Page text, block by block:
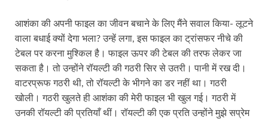
आशंका की अपनी फाइल का जीवन बचाने के लिए मैंने सवाल किया- लूटने
वाला बधाई क्यों देगा भला? उन्हें लगा, इस फाइल का ट्रांसफर नीचे की
टेबल पर करना मुश्किल है। फाइल ऊपर की टेबल की तरफ लेकर जा
सकता है। तो उन्होंने रॉयल्टी की गठरी सिर से उतरी। पानी में रख दी।
वाटरप्रूफ गठरी थी, तो रॉयल्टी के भीगने का डर नहीं था। गठरी
खोली। गठरी खुलते ही आशंका की मेरी फाइल भी खुल गई। गठरी में
उनकी रॉयल्टी की प्रतियाँ थीं। रॉयल्टी की एक प्रति उन्होंने मुझे सप्रेम